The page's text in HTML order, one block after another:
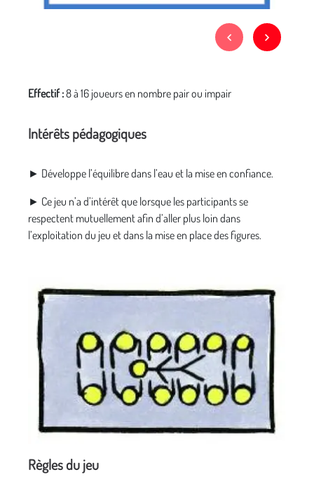
Effectif :8 à 16 joueurs en nombre pair ou impair
Intérêts pédagogiques
► Développe l’équilibre dans l’eau et la mise en confiance.
► Ce jeu n’a d’intérêt que lorsque les participants se
respectent mutuellement afin d’aller plus loin dans
l’exploitation du jeu et dans la mise en place des figures.
Règles du jeu